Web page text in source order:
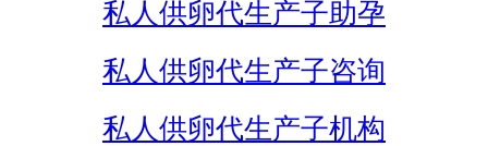
私人供卵代生产子助孕
私人供卵代生产子咨询
私人供卵代生产子机构